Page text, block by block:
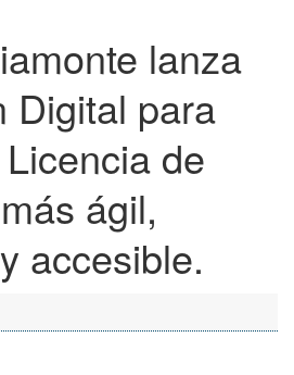
lanza
Digital para
de
ágil,
accesible.